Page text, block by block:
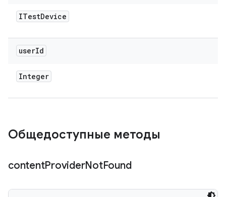
ITestDevice
userId
Integer
Общедоступные методы
contentProviderNotFound